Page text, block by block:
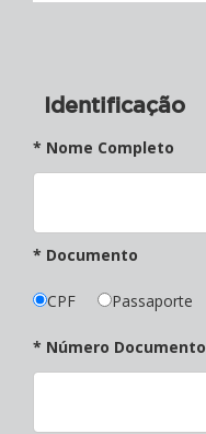
Identificação
* Nome Completo
* Documento
CPF Passaporte
* Número Documento